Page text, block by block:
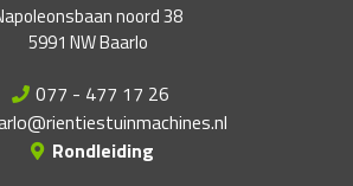
noord 38
5991 NW Baarlo
077 - 477 17 26
Rondleiding